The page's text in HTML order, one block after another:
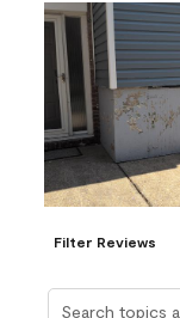
Filter Reviews